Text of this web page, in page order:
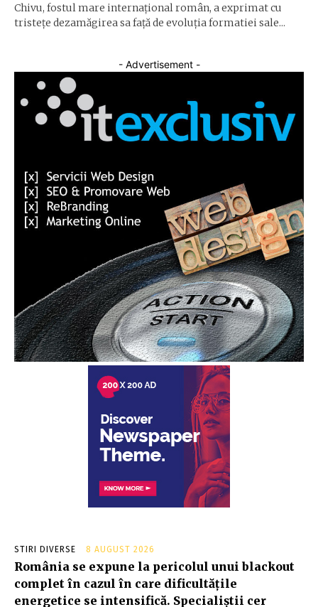
Chivu, fostul mare internațional român, a exprimat cu
tristețe dezamăgirea sa față de evoluția formatiei sale...
- Advertisement -
STIRI DIVERSE 8 AUGUST 2026
România se expune la pericolul unui blackout
complet în cazul în care dificultățile
energetice se intensifică. Specialiștii cer